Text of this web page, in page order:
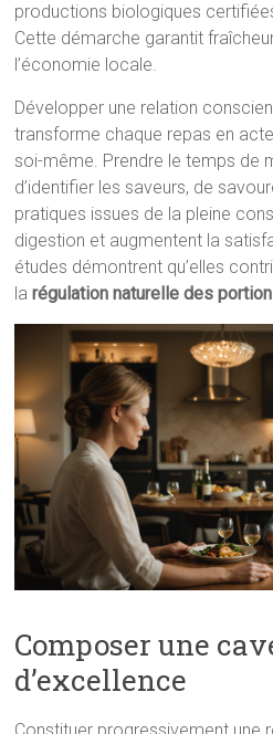
productions biologiques
Cette démarche garantit
l’économie locale.
Développer une relation
transforme chaque repas en
soi-même. Prendre le temps de
d’identifier les saveurs, de
pratiques issues de la pleine
digestion et augmentent la
études démontrent qu’elles
larégulation naturelle des
Composer une
d’excellence